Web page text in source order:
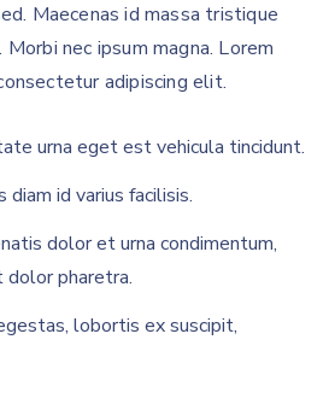
Maecenas id massa tristique
nec ipsum magna. Lorem
adipiscing elit.
urna eget est vehicula tincidunt.
diam id varius facilisis.
dolor et urna condimentum,
pharetra.
lobortis ex suscipit,